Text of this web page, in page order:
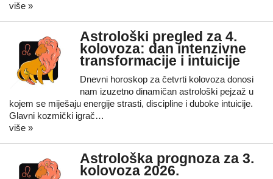
više »
Astrološki pregled za 4.
kolovoza: dan intenzivne
transformacije i intuicije
Dnevni horoskop za četvrti kolovoza donosi
nam izuzetno dinamičan astrološki pejzaž u
kojem se miješaju energije strasti, discipline i duboke intuicije.
Glavni kozmički igrač…
više »
Astrološka prognoza za 3.
kolovoza 2026.